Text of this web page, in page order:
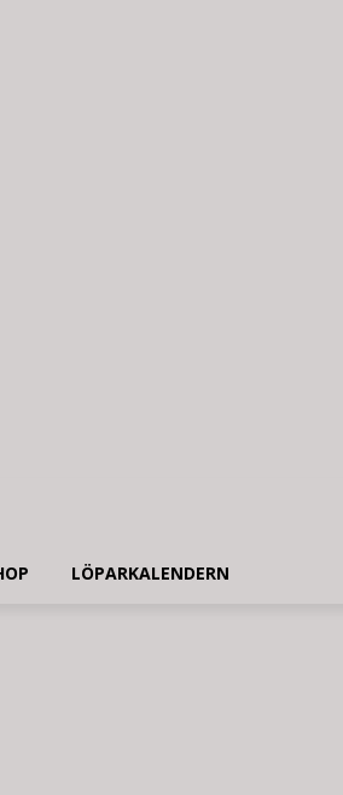
LÖPARKALENDERN